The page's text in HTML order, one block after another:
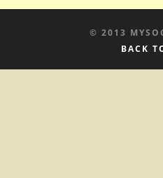
© 2013
BACK